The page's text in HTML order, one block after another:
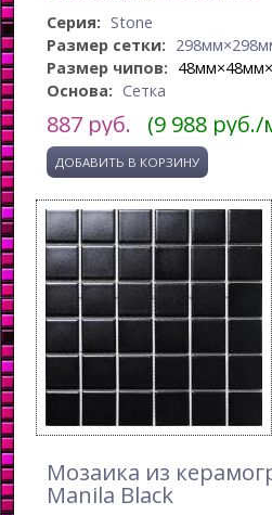
Серия: Stone
Размер сетки:
Размер чипов:
Основа: Сетка
887 руб. (9 988 руб./
Мозаика из
Manila Black